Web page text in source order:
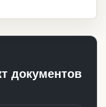
документов